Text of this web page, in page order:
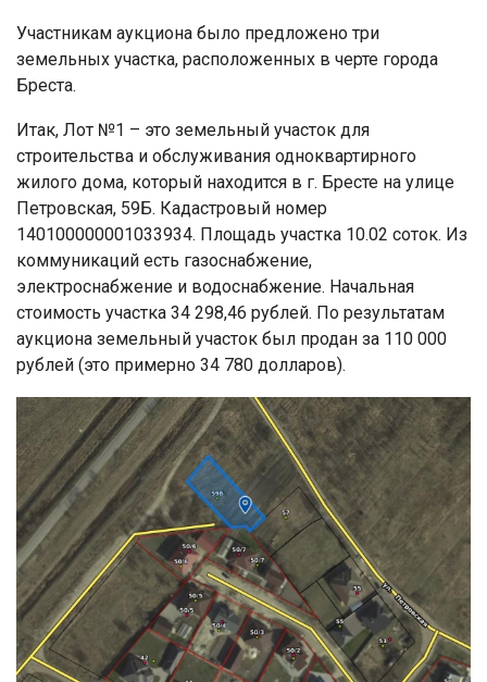
Участникам аукциона было предложено три
земельных участка, расположенных в черте города
Бреста.
Итак, Лот №1 – это земельный участок для
строительства и обслуживания одноквартирного
жилого дома, который находится в г. Бресте на улице
Петровская, 59Б. Кадастровый номер
140100000001033934. Площадь участка 10.02 соток. Из
коммуникаций есть газоснабжение,
электроснабжение и водоснабжение. Начальная
стоимость участка 34 298,46 рублей. По результатам
аукциона земельный участок был продан за 110 000
рублей (это примерно 34 780 долларов).